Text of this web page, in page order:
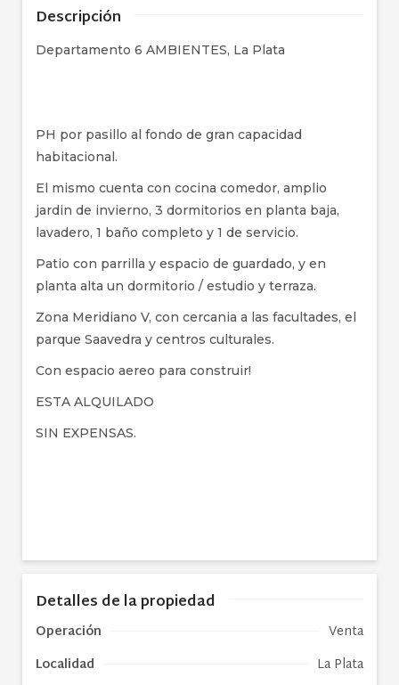
Descripción
Departamento 6 AMBIENTES, La Plata
PH por pasillo al fondo de gran capacidad
habitacional.
El mismo cuenta con cocina comedor, amplio
jardin de invierno, 3 dormitorios en planta baja,
lavadero, 1 baño completo y 1 de servicio.
Patio con parrilla y espacio de guardado, y en
planta alta un dormitorio / estudio y terraza.
Zona Meridiano V, con cercania a las facultades, el
parque Saavedra y centros culturales.
Con espacio aereo para construir!
ESTA ALQUILADO
SIN EXPENSAS.
Detalles de la propiedad
Operación
Venta
Localidad
La Plata